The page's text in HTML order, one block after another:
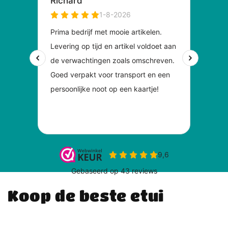
Koop de beste etui